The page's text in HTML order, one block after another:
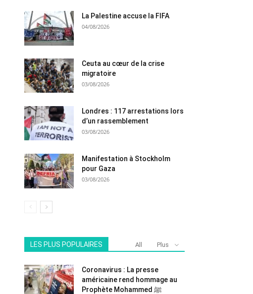
La Palestine accuse la FIFA
04/08/2026
Ceuta au cœur de la crise
migratoire
03/08/2026
Londres : 117 arrestations lors
d’un rassemblement
03/08/2026
Manifestation à Stockholm
pour Gaza
03/08/2026
LES PLUS POPULAIRES All Plus
Coronavirus : La presse
américaine rend hommage au
Prophète Mohammed ﷺ